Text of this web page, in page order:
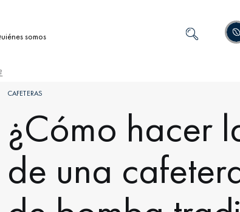
somos
CAFETERAS
¿Cómo hacer
de una